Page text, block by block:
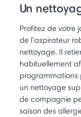
Un
Profitez de votre
de l’aspirateur
nettoyage. Il
habituellement
programmations
un nettoyage
de compagnie
saison des